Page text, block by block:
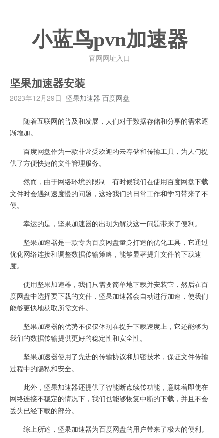
小蓝鸟pvn加速器
官网网址入口
坚果加速器安装
2023年12月29日 坚果加速器 百度网盘
随着互联网的普及和发展，人们对于数据存储和分享的需求逐
渐增加。
百度网盘作为一款非常受欢迎的云存储和传输工具，为人们提
供了方便快捷的文件管理服务。
然而，由于网络环境的限制，有时候我们在使用百度网盘下载
文件时会遇到速度慢的问题，这给我们的日常工作和学习带来了不
便。
幸运的是，坚果加速器的出现为解决这一问题带来了便利。
坚果加速器是一款专为百度网盘量身打造的优化工具，它通过
优化网络连接和调整数据传输策略，能够显著提升文件的下载速
度。
使用坚果加速器，我们只需要简单地下载并安装它，然后在百
度网盘中选择要下载的文件，坚果加速器会自动进行加速，使我们
能够更快地获取所需文件。
坚果加速器的优势不仅仅体现在提升下载速度上，它还能够为
我们的数据传输提供更好的稳定性和安全性。
坚果加速器使用了先进的传输协议和加密技术，保证文件传输
过程中的隐私和安全。
此外，坚果加速器还提供了智能断点续传功能，意味着即使在
网络连接不稳定的情况下，我们也能够恢复中断的下载，并且不会
丢失已经下载的部分。
综上所述，坚果加速器为百度网盘的用户带来了极大的便利。